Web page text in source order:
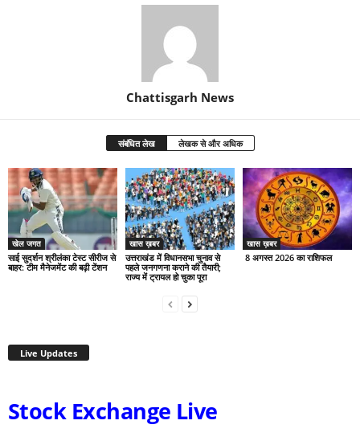
Chattisgarh News
संबंधित लेख लेखक से और अधिक
खेल जगत
साई सुदर्शन श्रीलंका टेस्ट सीरीज से
बाहर: टीम मैनेजमेंट की बढ़ी टेंशन
खास ख़बर
उत्तराखंड में विधानसभा चुनाव से
पहले जनगणना कराने की तैयारी;
राज्य में ट्रायल हो चुका पूरा
खास ख़बर
8 अगस्त 2026 का राशिफल
Live Updates
Stock Exchange Live